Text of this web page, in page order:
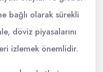
bağlı olarak sürekli
döviz piyasalarını
izlemek önemlidir.